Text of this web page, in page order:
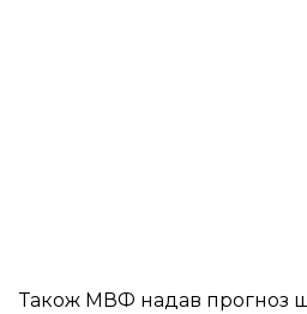
Також МВФ надав прогноз